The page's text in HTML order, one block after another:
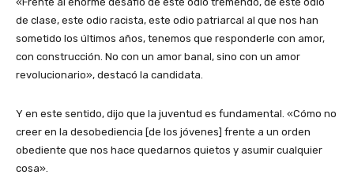
de clase, este odio racista, este odio patriarcal al que nos han
sometido los últimos años, tenemos que responderle con amor,
con construcción. No con un amor banal, sino con un amor
revolucionario», destacó la candidata.
Y en este sentido, dijo que la juventud es fundamental. «Cómo no
creer en la desobediencia [de los jóvenes] frente a un orden
obediente que nos hace quedarnos quietos y asumir cualquier
cosa».